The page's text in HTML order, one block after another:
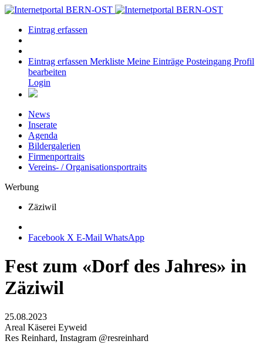
Eintrag erfassen
Eintrag erfassen Merkliste Meine Einträge Posteingang Profil
bearbeiten
Login
News
Inserate
Agenda
Bildergalerien
Firmenportraits
Vereins- / Organisationsportraits
Werbung
Zäziwil
Facebook X E-Mail WhatsApp
Fest zum «Dorf des Jahres» in
Zäziwil
25.08.2023
Areal Käserei Eyweid
Res Reinhard, Instagram @resreinhard